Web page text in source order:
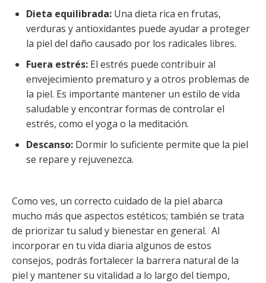
Dieta equilibrada: Una dieta rica en frutas,
verduras y antioxidantes puede ayudar a proteger
la piel del daño causado por los radicales libres.
Fuera estrés: El estrés puede contribuir al
envejecimiento prematuro y a otros problemas de
la piel. Es importante mantener un estilo de vida
saludable y encontrar formas de controlar el
estrés, como el yoga o la meditación.
Descanso: Dormir lo suficiente permite que la piel
se repare y rejuvenezca.
Como ves, un correcto cuidado de la piel abarca
mucho más que aspectos estéticos; también se trata
de priorizar tu salud y bienestar en general. Al
incorporar en tu vida diaria algunos de estos
consejos, podrás fortalecer la barrera natural de la
piel y mantener su vitalidad a lo largo del tiempo,